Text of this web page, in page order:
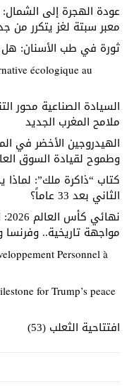
عودة الهجرة إلى الشمال:
معبر سبتة لغز يتكرر من
ثورة في طب الأسنان: هل
écologique au
السيادة الصناعية محور
ملامح المغرب الجديد
الهيدروجين الأخضر في
وطموح لقيادة السوق
كتاب “ذاكرة ملك”:
الثاني بعد 33 عاماً؟
مواجهة تاريخية.. وفرنسا
Personnel à
for Trump’s peace
افتتاحية الثعلب (53)